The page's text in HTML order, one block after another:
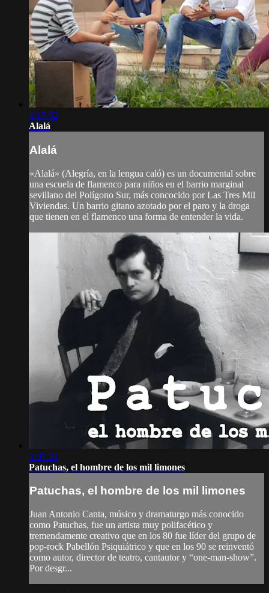
1:17:32
Alalá
Alalá
«Alalá» (Alegría, en la lengua caló) es un documental sobre
una escuela de flamenco para niños en el barrio marginal
sevillano del Polígono Sur, más concocido por Las Tres Mil
Viviendas. Un barrio gitano azotado por el paro y la droga
que tienen en el flamenco una forma de entender la vida.
1:07:31
Patuchas, el hombre de los mil limones
Patuchas, el hombre de los mil limones
Juan Antonio Canta, músico y dramaturgo más conocido
como Patuchas, fue un artista muy polifacético y
tremendamente creativo que en los 80 fue líder del grupo de
pop-rock Pabellón Psiquiátrico y que en los 90 se reinventó
como autor, director de teatro, cantautor y “one-man-show”.
Por desgr...